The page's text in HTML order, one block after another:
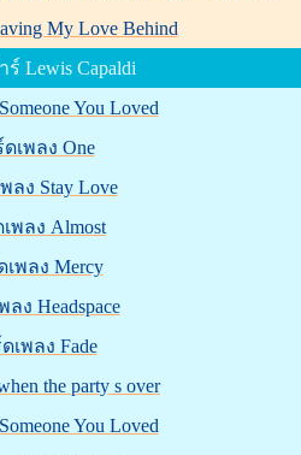
My Love Behind
Lewis Capaldi
You Loved
เพลง One
ลง Stay Love
พลง Almost
พลง Mercy
ง Headspace
เพลง Fade
the party s over
You Loved